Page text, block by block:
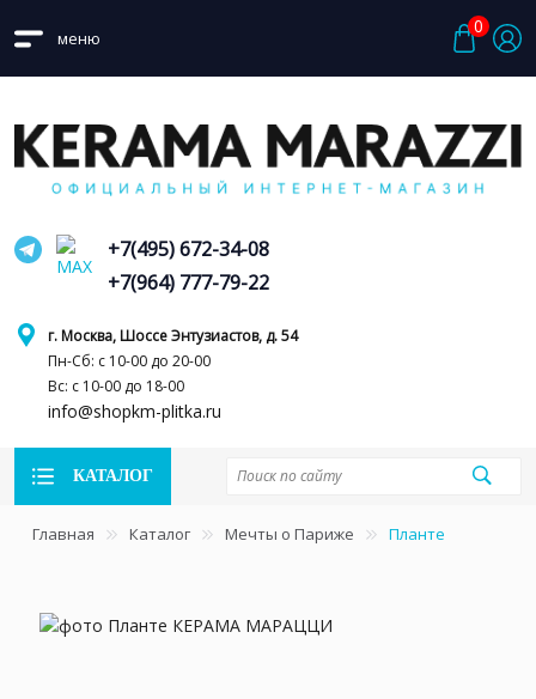
меню
0
г. Москва, Шоссе Энтузиастов, д. 54
Пн-Сб: с 10-00 до 20-00
Вс: с 10-00 до 18-00
info@shopkm-plitka.ru
+7(495) 672-34-08
+7(964) 777-79-22
КАТАЛОГ
Главная Каталог Мечты о Париже Планте